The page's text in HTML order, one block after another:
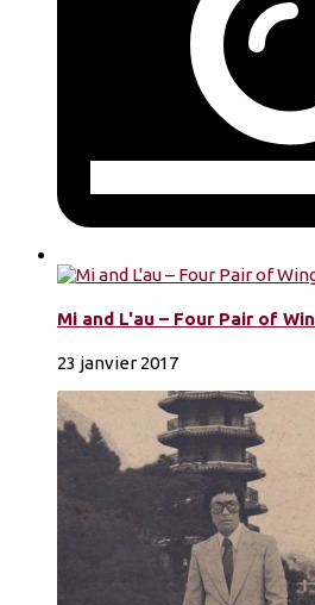
Mi and L'au – Four Pair of
23 janvier 2017